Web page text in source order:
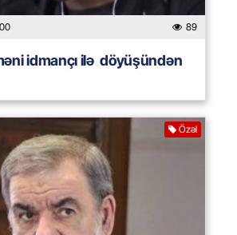
89
idmançı ilə döyüşündən
Özəl